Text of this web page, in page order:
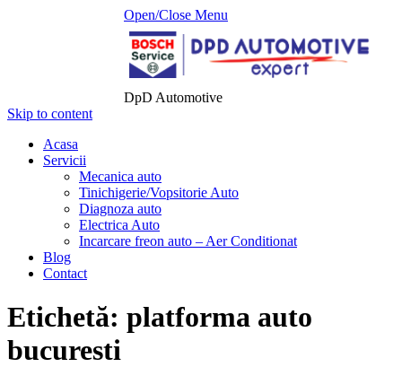
Open/Close Menu
DpD Automotive
Skip to content
Acasa
Servicii
Mecanica auto
Tinichigerie/Vopsitorie Auto
Diagnoza auto
Electrica Auto
Incarcare freon auto – Aer Conditionat
Blog
Contact
Etichetă: platforma auto
bucuresti